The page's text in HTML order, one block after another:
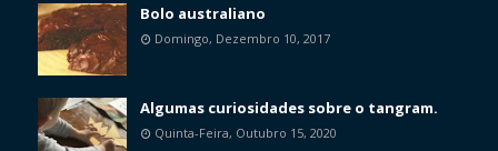
Bolo australiano
Domingo, Dezembro 10, 2017
Algumas curiosidades sobre o tangram.
Quinta-Feira, Outubro 15, 2020